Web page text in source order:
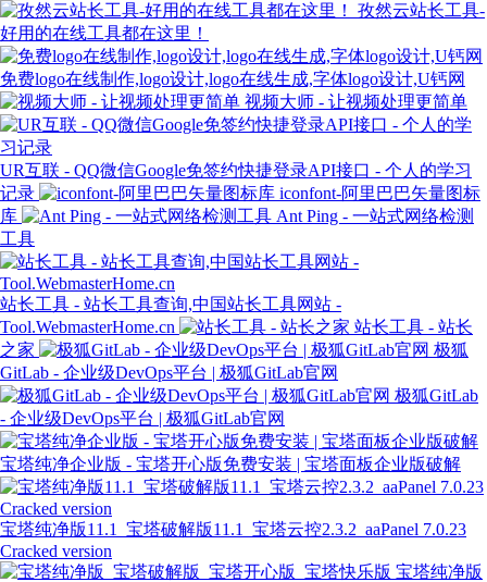
孜然云站长工具-
好用的在线工具都在这里！
免费logo在线制作,logo设计,logo在线生成,字体logo设计,U钙网
视频大师 - 让视频处理更简单
UR互联 - QQ微信Google免签约快捷登录API接口 - 个人的学习
记录
iconfont-阿里巴巴矢量图标
库
Ant Ping - 一站式网络检测
工具
站长工具 - 站长工具查询,中国站长工具网站 -
Tool.WebmasterHome.cn
站长工具 - 站长
之家
极狐
GitLab - 企业级DevOps平台 | 极狐GitLab官网
极狐GitLab
- 企业级DevOps平台 | 极狐GitLab官网
宝塔纯净企业版 - 宝塔开心版免费安装 | 宝塔面板企业版破解
宝塔纯净版11.1_宝塔破解版11.1_宝塔云控2.3.2_aaPanel 7.0.23
Cracked version
宝塔纯净版